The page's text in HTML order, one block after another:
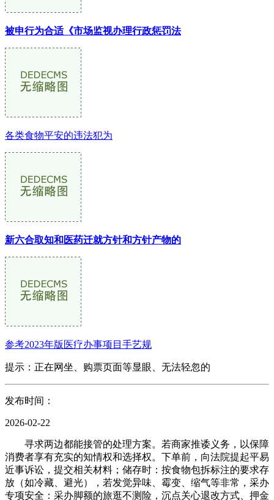
被申行为合适《市场监视办理行政惩罚法
各类食物平安的违法犯为
新六合取知和医药迁就方针和方针产物的
参考2023年版医疗办事项目手艺规
提示：正在网坐、购票页面等显眼、无法轻忽的
发布时间：
2026-02-22
寻求两边都能接管的处理方案。若商家推诿义务，以保障
消费者享有充实的知情权和选择权。下单前，向法院提起平易
近事诉讼，提交相关材料；储存时：按食物包拆标注的要求存
放（如冷藏、避光），若发觉异味、霉变、缩气等非常，采办
专项安全：采办脚额的旅逛不测险，沉点关心退改方式、押金